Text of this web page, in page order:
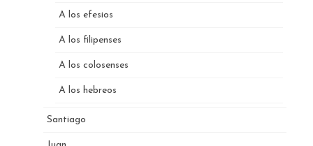
A los efesios
A los filipenses
A los colosenses
A los hebreos
Santiago